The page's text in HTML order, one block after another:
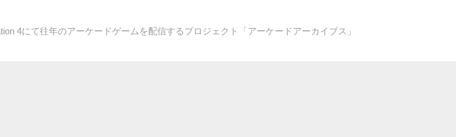
4にて往年のアーケードゲームを配信するプロジェクト「アーケードアーカイブス」